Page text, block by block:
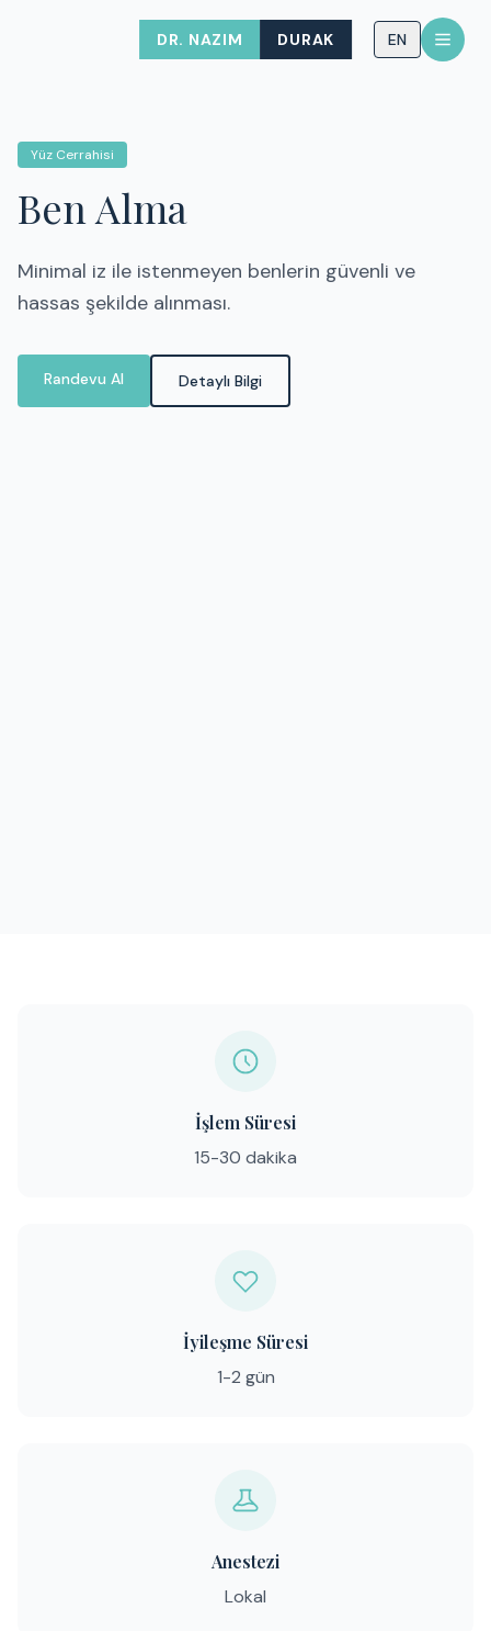
DR. NAZIM DURAK EN
Yüz Cerrahisi
Ben Alma
Minimal iz ile istenmeyen benlerin güvenli ve
hassas şekilde alınması.
Randevu Al Detaylı Bilgi
İşlem Süresi
15-30 dakika
İyileşme Süresi
1-2 gün
Anestezi
Lokal